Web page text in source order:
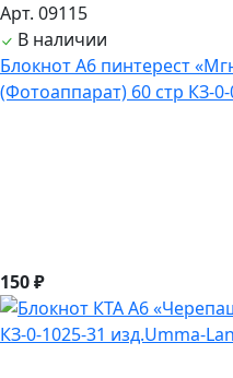
Арт. 09115
В наличии
Блокнот А6 пинтерест
(Фотоаппарат) 60 стр КЗ-
150 ₽